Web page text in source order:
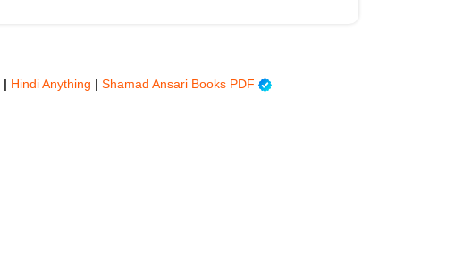
| Hindi Anything | Shamad Ansari Books PDF